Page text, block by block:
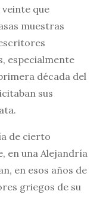
que
muestras
especialmente
década del
sus
de cierto
en una Alejandría
en esos años de
griegos de su